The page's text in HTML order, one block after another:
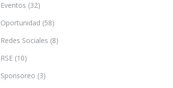
Eventos (32)
Oportunidad (58)
Redes Sociales (8)
RSE (10)
Sponsoreo (3)